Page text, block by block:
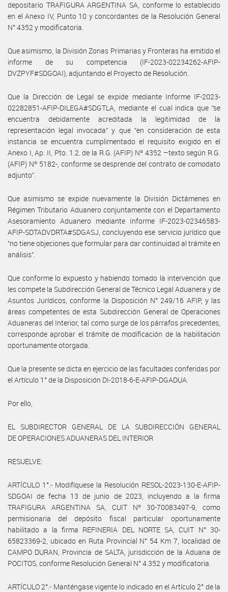
depositario TRAFIGURA ARGENTINA SA, conforme lo establecido
en el Anexo IV, Punto 10 y concordantes de la Resolución General
N° 4352 y modificatoria.
Que asimismo, la División Zonas Primarias y Fronteras ha emitido el
informe de su competencia (IF-2023-02234262-AFIP-
DVZPYF#SDGOAI), adjuntando el Proyecto de Resolución.
Que la Dirección de Legal se expide mediante Informe IF-2023-
02282851-AFIP-DILEGA#SDGTLA, mediante el cual indica que “se
encuentra debidamente acreditada la legitimidad de la
representación legal invocada” y que “en consideración de esta
instancia se encuentra cumplimentado el requisito exigido en el
Anexo I, Ap. II, Pto. 1.2. de la R.G. (AFIP) Nº 4352 –texto según R.G.
(AFIP) Nº 5182-, conforme se desprende del contrato de comodato
adjunto”.
Que asimismo se expide nuevamente la División Dictámenes en
Régimen Tributario Aduanero conjuntamente con el Departamento
Asesoramiento Aduanero mediante Informe IF-2023-02346583-
AFIP-SDTADVDRTA#SDGASJ, concluyendo ese servicio jurídico que
“no tiene objeciones que formular para dar continuidad al trámite en
análisis”.
Que conforme lo expuesto y habiendo tomado la intervención que
les compete la Subdirección General de Técnico Legal Aduanera y de
Asuntos Jurídicos, conforme la Disposición N° 249/16 AFIP, y las
áreas competentes de esta Subdirección General de Operaciones
Aduaneras del Interior, tal como surge de los párrafos precedentes,
corresponde aprobar el trámite de modificación de la habilitación
oportunamente otorgada.
Que la presente se dicta en ejercicio de las facultades conferidas por
el Artículo 1° de la Disposición DI-2018-6-E-AFIP-DGADUA.
Por ello,
EL SUBDIRECTOR GENERAL DE LA SUBDIRECCIÓN GENERAL
DE OPERACIONES ADUANERAS DEL INTERIOR
RESUELVE:
ARTÍCULO 1°.- Modifíquese la Resolución RESOL-2023-130-E-AFIP-
SDGOAI de fecha 13 de junio de 2023, incluyendo a la firma
TRAFIGURA ARGENTINA SA, CUIT Nº 30-70083497-9, como
permisionaria del depósito fiscal particular oportunamente
habilitado a la firma REFINERIA DEL NORTE SA, CUIT N° 30-
65823369-2, ubicado en Ruta Provincial N° 54 Km 7, localidad de
CAMPO DURAN, Provincia de SALTA, jurisdicción de la Aduana de
POCITOS, conforme Resolución General N° 4.352 y modificatoria.
ARTÍCULO 2°.- Manténgase vigente lo indicado en el Artículo 2° de la